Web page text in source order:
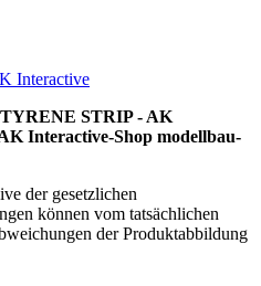
Interactive
STRIP - AK
Interactive-Shop modellbau-
der gesetzlichen
können vom tatsächlichen
der Produktabbildung